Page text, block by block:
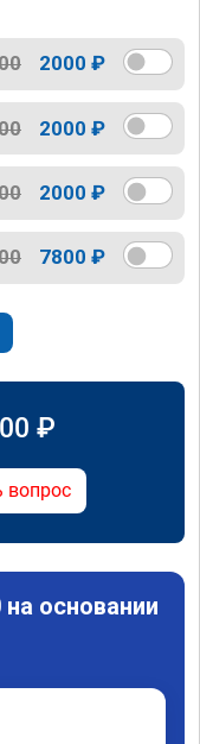
2000 ₽
2000 ₽
2000 ₽
7800 ₽
₽
вопрос
основании